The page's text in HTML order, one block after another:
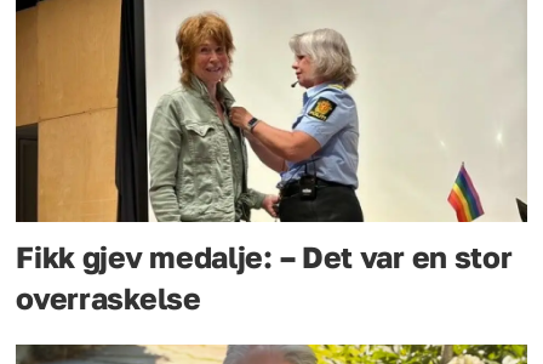
Fikk gjev medalje: – Det var en stor
overraskelse